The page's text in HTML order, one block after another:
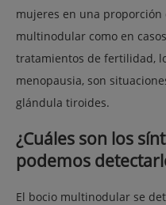
mujeres en una proporción
multinodular como en
tratamientos de fertilidad,
menopausia, son
glándula tiroides.
¿Cuáles son los
podemos
El bocio multinodular se